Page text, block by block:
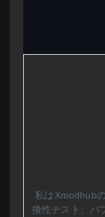
私はXmodhub
換性テスト、パ